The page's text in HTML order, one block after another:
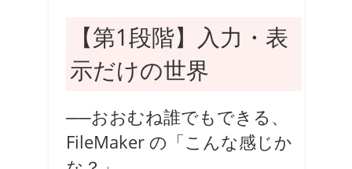
【第1段階】入力・表
示だけの世界
──おおむね誰でもできる、
FileMaker の「こんな感じか